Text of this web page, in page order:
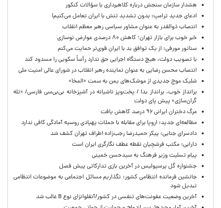
هشدار سازمان سنجش درباره کلاهبرداری با سؤالات کنکور
ادعای جدید ترامپ: بدون تشدید تنش با ایران تعامل می‌کنیم!
انتصاب ذوالقدر به عنوان مشاور سیاسی رهبر معظم انقلاب
خبر خوب برای بازار تهران؛ کاهش ۸۰ درصدی عوارض نوسازی
سناتور مورفی: از یک توافق بد با ایران قوی‌تر حمایت می‌کنم
با تصویب دولت، هیچ دستگاه اجرایی حق ندارد رأساً سکویی را مسدود کند
انتصاب محسن رضایی به عنوان نماینده رهبر انقلاب در شورای عالی امنیت ملی
شلیک موج جدیدی از موشک‌های یمن به سمت «المخا»
برانداز خوب، برانداز بد! / پخت‌وپز ناشیانه در آشپزخانه‌ بی‌بی‌سی فارسی/ «تله
گران‌سازی» پیش پای دولت
مرگ دختران ایرانی ۹۶ درصد کاهش یافت
مطالعه‌ای جدید: اروپا برای مقابله با حملات پهپادی روسیه آمادگی کافی ندارد
دادسرای جنایی: پیکر حمیدرضا رجب‌زاده اطراف تهران کشف شد
دارابی: مکتب فرشچیان نقطه عطف نگارگری ایران است
پیام تسلیت وزیر فرهنگ به سیدحسن خمینی
جشنواره گل پرسپولیس در آخرین بازی تدارکاتی پیش فصل
جانشین فرمانده انتظامی کشور: نگذاریم مسائل اجتماعی به موضوعات انتظامی
تبدیل شود
آخرین وضعیت عفونت‌های تنفسی در کشور/آنفلوانزای نوع B غالب شد